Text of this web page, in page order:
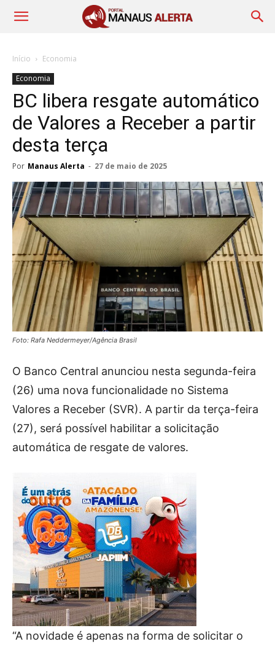
Início
Economia
Economia
BC libera resgate automático
de Valores a Receber a partir
desta terça
Por Manaus Alerta - 27 de maio de 2025
Foto: Rafa Neddermeyer/Agência Brasil
O Banco Central anunciou nesta segunda-feira
(26) uma nova funcionalidade no Sistema
Valores a Receber (SVR). A partir da terça-feira
(27), será possível habilitar a solicitação
automática de resgate de valores.
“A novidade é apenas na forma de solicitar o